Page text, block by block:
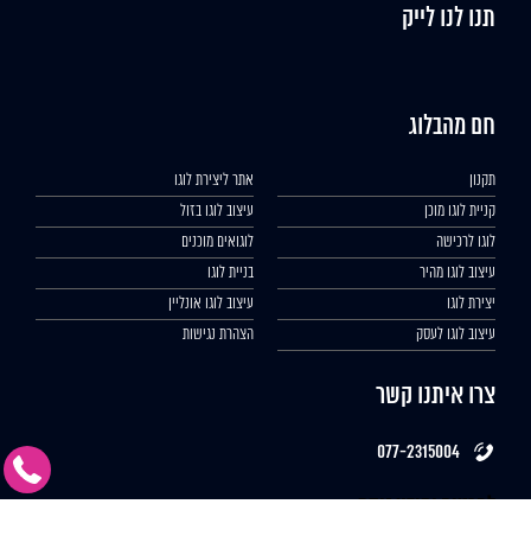
תנו לנו לייק
חם מהבלוג
תקנון
אתר ליצירת לוגו
קניית לוגו מוכן
עיצוב לוגו בזול
לוגו לרכישה
לוגואים מוכנים
עיצוב לוגו מהיר
בניית לוגו
יצירת לוגו
עיצוב לוגו אונליין
עיצוב לוגו לעסק
הצהרת נגישות
צרו איתנו קשר
077-2315004
לפרטים ומידע נוסף